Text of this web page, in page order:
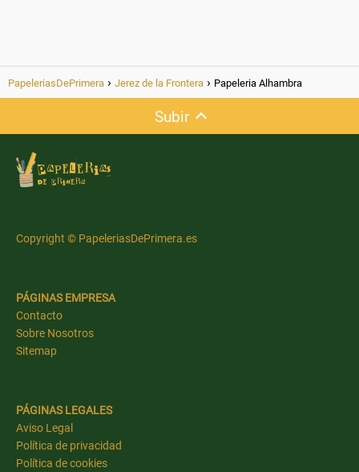
PapeleriasDePrimera Jerez de la Frontera Papeleria Alhambra
Subir
Copyright © PapeleriasDePrimera.es
PÁGINAS EMPRESA
Contacto
Sobre Nosotros
Sitemap
PÁGINAS LEGALES
Aviso Legal
Política de privacidad
Política de cookies